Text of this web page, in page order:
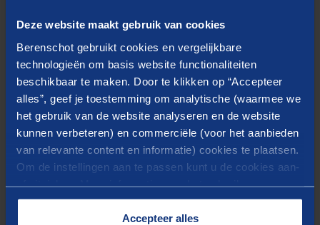
Deze website maakt gebruik van cookies
Berenschot gebruikt cookies en vergelijkbare
technologieën om basis website functionaliteiten
beschikbaar te maken. Door te klikken op “Accepteer
alles”, geef je toestemming om analytische (waarmee we
het gebruik van de website analyseren en de website
kunnen verbeteren) en commerciële (voor het aanbieden
van relevante content en informatie) cookies te plaatsen.
Om de instellingen aan te passen kunt u de cookies aan-
cookies op onze website treft u in onze
Accepteer alles
incididunt ut labore et dolore magna aliqua. Ut enim
ad minim veniam, quis nostrud exercitation ullamco
laboris nisi ut aliquip ex ea commodo consequat.
Duis aute irure dolor in reprehenderit in voluptate
velit esse cillum dolore eu fugiat nulla pariatur.
Excepteur sint occaecat cupidatat non proident, sunt
in culpa qui officia deserunt mollit anim id est
laborum.